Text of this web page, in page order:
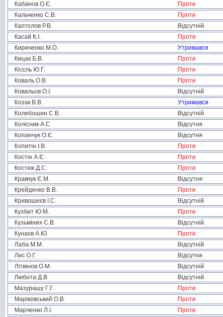
Кабанов О.Є.
Проти
Кальченко С.В.
Проти
Каптєлов Р.В.
Відсутній
Касай К.І.
Проти
Кириченко М.О.
Утримався
Кицак Б.В.
Проти
Кісєль Ю.Г.
Проти
Коваль О.В.
Проти
Ковальов О.І.
Відсутній
Козак В.В.
Утримався
Колебошин С.В.
Відсутній
Колісник А.С.
Відсутня
Копанчук О.Є.
Відсутня
Копитін І.В.
Проти
Костін А.Є.
Проти
Костюк Д.С.
Проти
Кравчук Є.М.
Відсутня
Крейденко В.В.
Проти
Кривошеєв І.С.
Відсутній
Кузбит Ю.М.
Проти
Кузьміних С.В.
Відсутній
Кунаєв А.Ю.
Проти
Лаба М.М.
Відсутній
Лис О.Г.
Відсутня
Літвінов О.М.
Відсутній
Любота Д.В.
Відсутній
Мазурашу Г.Г.
Проти
Маріковський О.В.
Проти
Марченко Л.І.
Проти